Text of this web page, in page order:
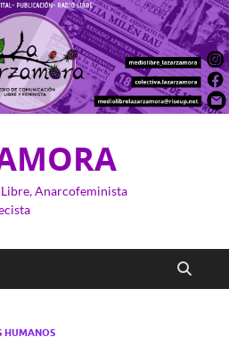
Anarcofeminista
HUMANOS